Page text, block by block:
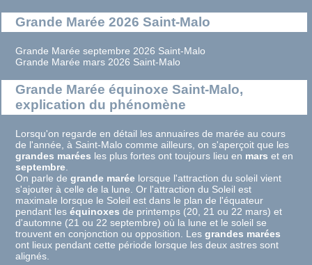
Grande Marée 2026 Saint-Malo
Grande Marée septembre 2026 Saint-Malo
Grande Marée mars 2026 Saint-Malo
Grande Marée équinoxe Saint-Malo,
explication du phénomène
Lorsqu'on regarde en détail les annuaires de marée au cours
de l'année, à Saint-Malo comme ailleurs, on s'aperçoit que les
grandes marées les plus fortes ont toujours lieu en mars et en
septembre
On parle degrande marée lorsque l'attraction du soleil vient
s'ajouter à celle de la lune. Or l'attraction du Soleil est
maximale lorsque le Soleil est dans le plan de l'équateur
pendant leséquinoxes de printemps (20, 21 ou 22 mars) et
d'automne (21 ou 22 septembre) où la lune et le soleil se
trouvent en conjonction ou opposition. Lesgrandes marées
ont lieux pendant cette période lorsque les deux astres sont
alignés.